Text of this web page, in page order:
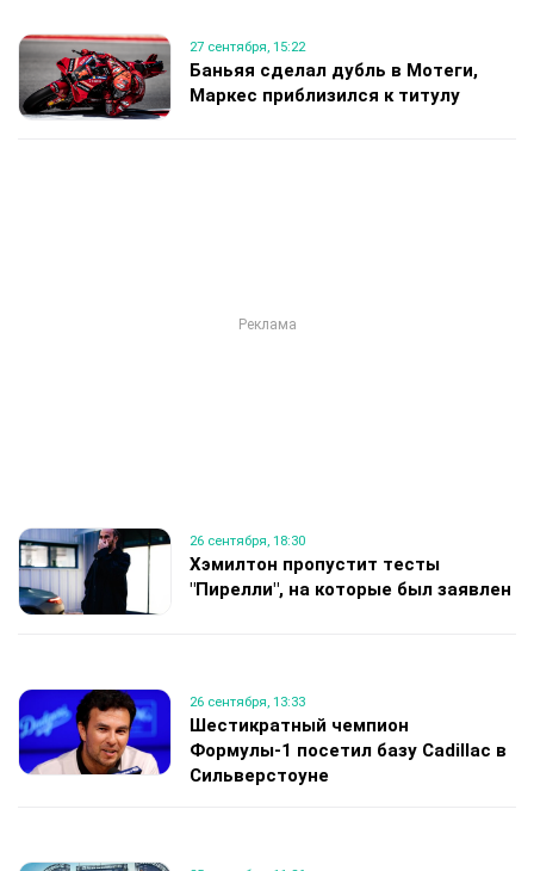
27 сентября, 15:22
Баньяя сделал дубль в Мотеги,
Маркес приблизился к титулу
26 сентября, 18:30
Хэмилтон пропустит тесты
"Пирелли", на которые был заявлен
26 сентября, 13:33
Шестикратный чемпион
Формулы-1 посетил базу Cadillac в
Сильверстоуне